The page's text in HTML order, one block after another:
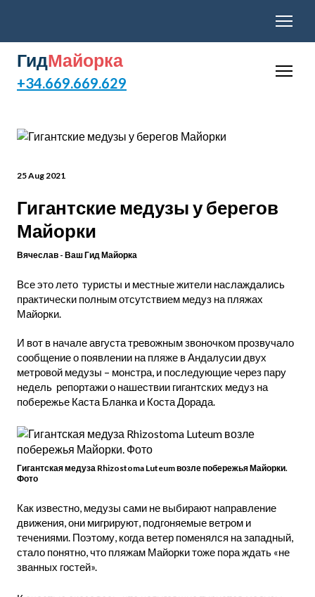
ГидМайорка
+34.669.669.629
25 Aug 2021
Гигантские медузы у берегов
Майорки
Вячеслав - Ваш Гид Майорка
Все это лето туристы и местные жители наслаждались
практически полным отсутствием медуз на пляжах
Майорки.
И вот в начале августа тревожным звоночком прозвучало
сообщение о появлении на пляже в Андалусии двух
метровой медузы – монстра, и последующие через пару
недель репортажи о нашествии гигантских медуз на
побережье Каста Бланка и Коста Дорада.
Гигантская медуза Rhizostoma Luteum возле побережья Майорки.
Фото
Как известно, медузы сами не выбирают направление
движения, они мигрируют, подгоняемые ветром и
течениями. Поэтому, когда ветер поменялся на западный,
стало понятно, что пляжам Майорки тоже пора ждать «не
званных гостей».